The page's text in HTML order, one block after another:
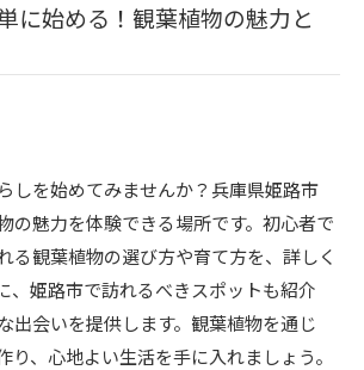
に始める！観葉植物の魅力と
しを始めてみませんか？兵庫県姫路市
の魅力を体験できる場所です。初心者で
る観葉植物の選び方や育て方を、詳しく
、姫路市で訪れるべきスポットも紹介
出会いを提供します。観葉植物を通じ
り、心地よい生活を手に入れましょう。